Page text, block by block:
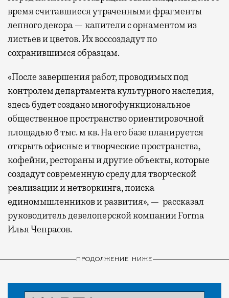
время считавшиеся утраченными фрагменты
лепного декора — капители с орнаментом из
листьев и цветов. Их воссоздадут по
сохранившимся образцам.
«После завершения работ, проводимых под
контролем департамента культурного наследия,
здесь будет создано многофункциональное
общественное пространство ориентировочной
площадью 6 тыс. м кв. На его базе планируется
открыть офисные и творческие пространства,
кофейни, рестораны и другие объекты, которые
создадут современную среду для творческой
реализации и нетворкинга, поиска
единомышленников и развития», — рассказал
руководитель девелоперской компании Forma
Илья Чепрасов.
ПРОДОЛЖЕНИЕ НИЖЕ